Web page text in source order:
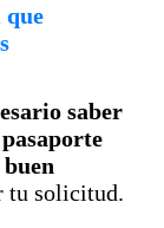
que
saber
pasaporte
tu solicitud.